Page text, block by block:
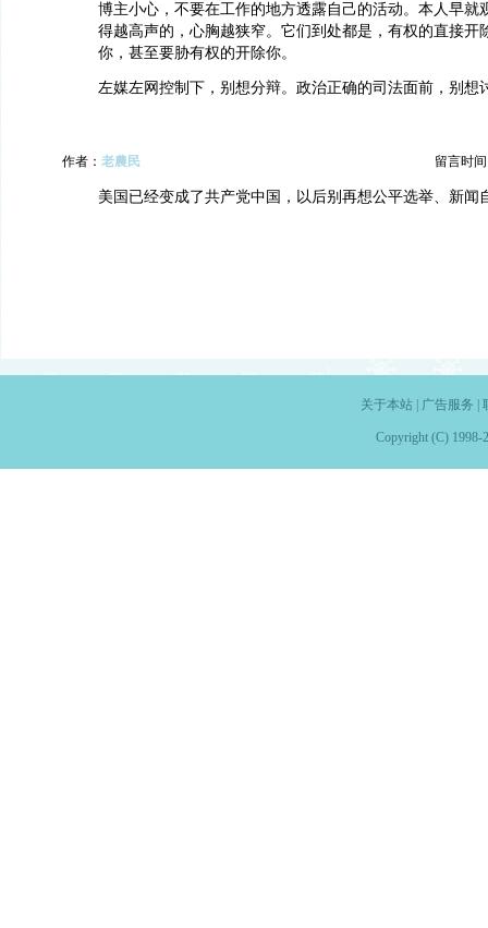
博主小心，不要在工作的地方透露自己的活动。本人早就
得越高声的，心胸越狭窄。它们到处都是，有权的直接开
你，甚至要胁有权的开除你。
左媒左网控制下，别想分辩。政治正确的司法面前，别想
作者： 老農民 留言时间
美国已经变成了共产党中国，以后别再想公平选举、新闻
关于本站| 广告服务
Copyright (C) 1998-